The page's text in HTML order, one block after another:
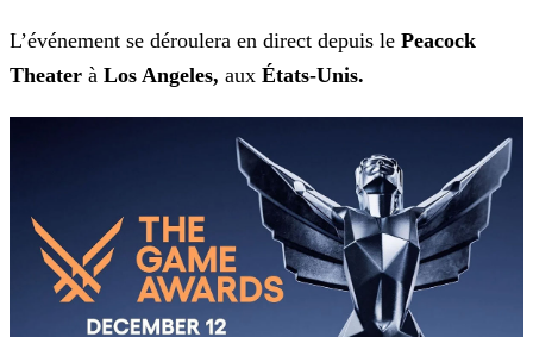
L’événement se déroulera en direct depuis le Peacock
Theater à Los Angeles, aux États-Unis.